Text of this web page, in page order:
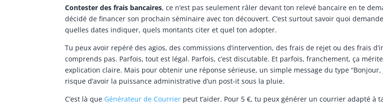
Contester des frais bancaires, ce n’est pas seulement râler devant ton relevé bancaire en te
décidé de financer son prochain séminaire avec ton découvert. C’est surtout savoir quoi
quelles dates indiquer, quels montants citer et quel ton adopter.
Tu peux avoir repéré des agios, des commissions d’intervention, des frais de rejet ou des frais
comprends pas. Parfois, tout est légal. Parfois, c’est discutable. Et parfois, franchement, ça
explication claire. Mais pour obtenir une réponse sérieuse, un simple message du type “Bonjour,
risque d’avoir la puissance administrative d’un post-it sous la pluie.
C’est là que Générateur de Courrier peut t’aider. Pour 5 €, tu peux générer un courrier adapté à